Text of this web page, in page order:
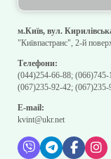
м.Київ, вул.
"Київпастранс", 2-й
Телефони:
(044)254-66-88; (066)745-
(067)235-92-42; (067)235-
E-mail:
kvint@ukr.net